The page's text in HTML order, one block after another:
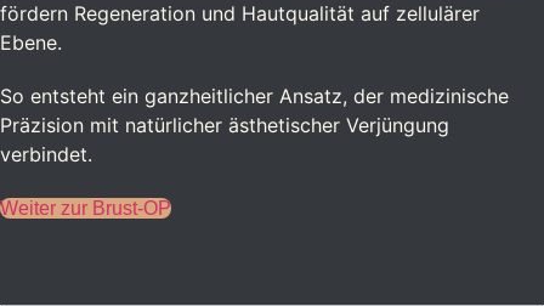
fördern Regeneration und Hautqualität auf zellulärer
Ebene.
So entsteht ein ganzheitlicher Ansatz, der medizinische
Präzision mit natürlicher ästhetischer Verjüngung
verbindet.
Weiter zur Brust-OP